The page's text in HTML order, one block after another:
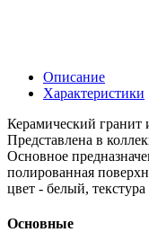
Описание
Характеристики
Керамический гранит
Представлена в
Основное
полированная
цвет - белый,
Основные